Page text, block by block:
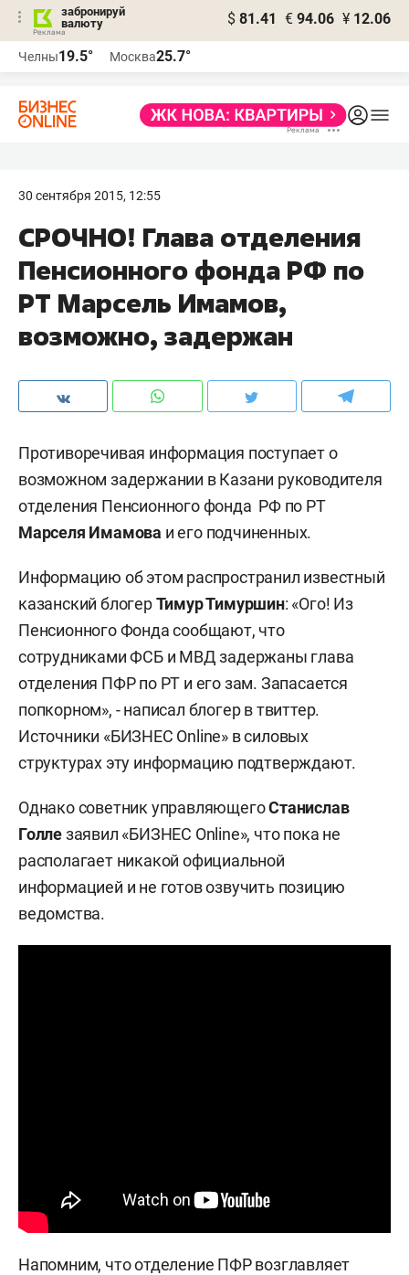
забронируй
валюту
$ 81.41 € 94.06 ¥ 12.06
Челны19.5° Москва25.7°
30 сентября 2015, 12:55
СРОЧНО! Глава отделения
Пенсионного фонда РФ по
РТ Марсель Имамов,
возможно, задержан
Противоречивая информация поступает о
возможном задержании в Казани руководителя
отделения Пенсионного фонда РФ по РТ
Марселя Имамова и его подчиненных.
Информацию об этом распространил известный
казанский блогерТимур Тимуршин: «Ого! Из
Пенсионного Фонда сообщают, что
сотрудниками ФСБ и МВД задержаны глава
отделения ПФР по РТ и его зам. Запасается
попкорном», - написал блогер в твиттер.
Источники «БИЗНЕС Online» в силовых
структурах эту информацию подтверждают.
Однако советник управляющегоСтанислав
Голлезаявил «БИЗНЕС Online», что пока не
располагает никакой официальной
информацией и не готов озвучить позицию
ведомства.
Напомним, что отделение ПФРвозглавляет